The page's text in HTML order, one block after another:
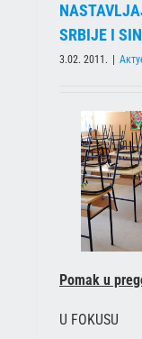
SRBIJE I
3.02. 2011.
Pomak u
U FOKUSU